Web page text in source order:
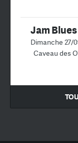
Jam Blues
Dimanche 27/
Caveau des